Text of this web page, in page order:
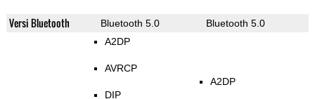
Versi Bluetooth Bluetooth 5.0 Bluetooth 5.0
A2DP
AVRCP
DIP
A2DP